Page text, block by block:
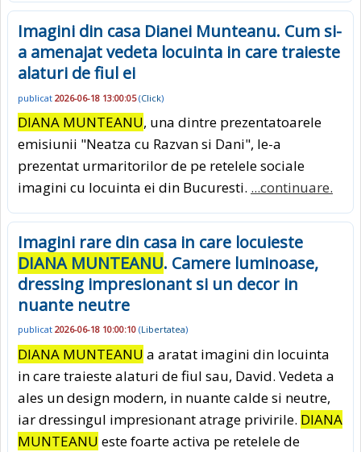
Imagini din casa Dianei Munteanu. Cum si-
a amenajat vedeta locuinta in care traieste
alaturi de fiul ei
publicat 2026-06-18 13:00:05(Click)
DIANA MUNTEANU, una dintre prezentatoarele
emisiunii "Neatza cu Razvan si Dani", le-a
prezentat urmaritorilor de pe retelele sociale
imagini cu locuinta ei din Bucuresti. ...continuare.
Imagini rare din casa in care locuieste
DIANA MUNTEANU. Camere luminoase,
dressing impresionant si un decor in
nuante neutre
publicat 2026-06-18 10:00:10 (Libertatea)
DIANA MUNTEANU a aratat imagini din locuinta
in care traieste alaturi de fiul sau, David. Vedeta a
ales un design modern, in nuante calde si neutre,
iar dressingul impresionant atrage privirile. DIANA
MUNTEANU este foarte activa pe retelele de